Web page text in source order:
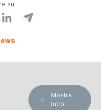
su
Mostra
tutto